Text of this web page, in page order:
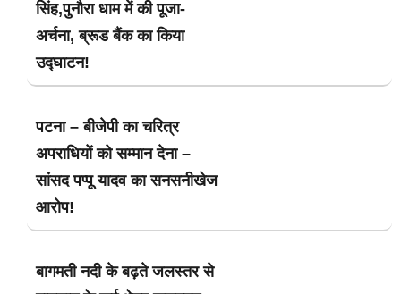
सिंह,पुनौरा धाम में की पूजा-
अर्चना, ब्रूड बैंक का किया
उद्घाटन!
पटना – बीजेपी का चरित्र
अपराधियों को सम्मान देना –
सांसद पप्पू यादव का सनसनीखेज
आरोप!
बागमती नदी के बढ़ते जलस्तर से